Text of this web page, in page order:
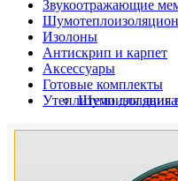
Звукоотражающие
Изолоны
Антискрип и карпет
Аксессуары
Готовые комплекты
Шумоизоляция
Шумоизоляция
Шумоизоляция
Утеплители для